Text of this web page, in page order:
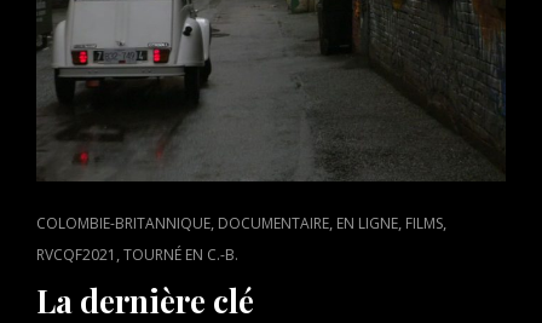
CAT
LINKS
COLOMBIE-BRITANNIQUE, DOCUMENTAIRE, EN LIGNE, FILMS,
RVCQF2021 ,TOURNÉ EN C.-B.
La dernière clé